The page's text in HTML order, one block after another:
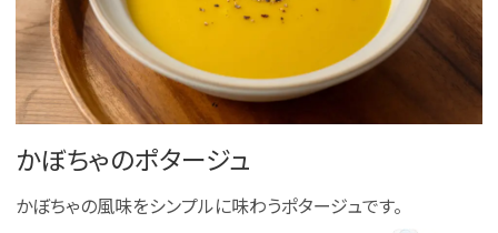
かぼちゃのポタージュ
かぼちゃの風味をシンプルに味わうポタージュです。